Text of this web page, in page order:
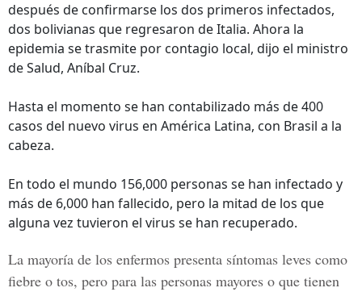
después de confirmarse los dos primeros infectados,
dos bolivianas que regresaron de Italia. Ahora la
epidemia se trasmite por contagio local, dijo el ministro
de Salud, Aníbal Cruz.
Hasta el momento se han contabilizado más de 400
casos del nuevo virus en América Latina, con Brasil a la
cabeza.
En todo el mundo 156,000 personas se han infectado y
más de 6,000 han fallecido, pero la mitad de los que
alguna vez tuvieron el virus se han recuperado.
La mayoría de los enfermos presenta síntomas leves como
fiebre o tos, pero para las personas mayores o que tienen